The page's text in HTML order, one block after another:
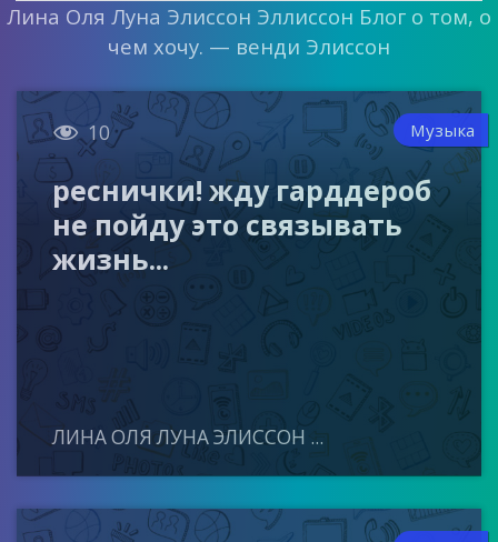
Лина Оля Луна Элиссон Эллиссон Блог о том, о
чем хочу. — венди Элиссон
 10 Музыка
реснички! жду гарддероб
не пойду это связывать
жизнь...
ЛИНА ОЛЯ ЛУНА ЭЛИССОН ...